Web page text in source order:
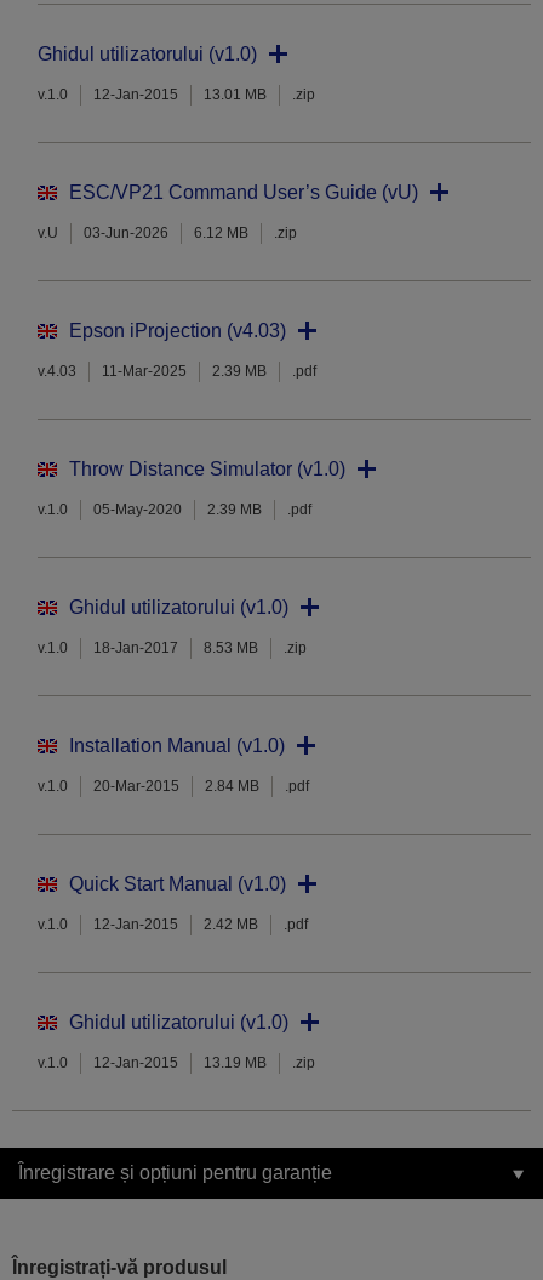
Ghidul utilizatorului (v1.0)
v.1.0 12-Jan-2015 13.01 MB .zip
ESC/VP21 Command User’s Guide (vU)
v.U 03-Jun-2026 6.12 MB .zip
Epson iProjection (v4.03)
v.4.03 11-Mar-2025 2.39 MB .pdf
Throw Distance Simulator (v1.0)
v.1.0 05-May-2020 2.39 MB .pdf
Ghidul utilizatorului (v1.0)
v.1.0 18-Jan-2017 8.53 MB .zip
Installation Manual (v1.0)
v.1.0 20-Mar-2015 2.84 MB .pdf
Quick Start Manual (v1.0)
v.1.0 12-Jan-2015 2.42 MB .pdf
Ghidul utilizatorului (v1.0)
v.1.0 12-Jan-2015 13.19 MB .zip
Înregistrare și opțiuni pentru garanție
Înregistrați-vă produsul